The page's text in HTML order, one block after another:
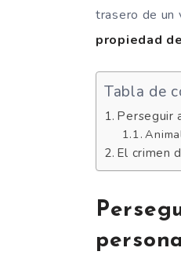
trasero de un
propiedad
Tabla de
Perseguir
El crimen